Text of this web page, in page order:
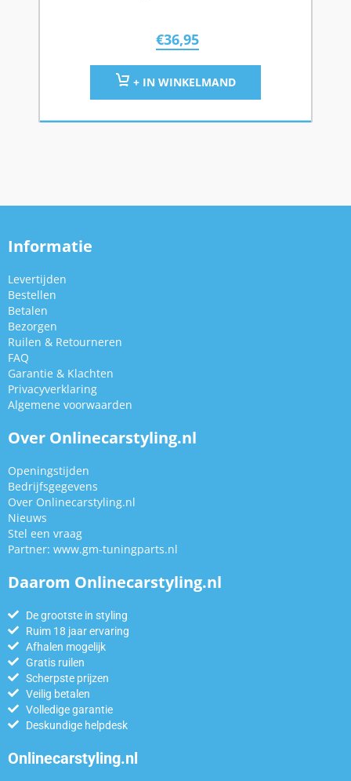
€36,95
+ IN WINKELMAND
Informatie
Levertijden
Bestellen
Betalen
Bezorgen
Ruilen & Retourneren
FAQ
Garantie & Klachten
Privacyverklaring
Algemene voorwaarden
Over Onlinecarstyling.nl
Openingstijden
Bedrijfsgegevens
Over Onlinecarstyling.nl
Nieuws
Stel een vraag
Partner: www.gm-tuningparts.nl
Daarom Onlinecarstyling.nl
De grootste in styling
Ruim 18 jaar ervaring
Afhalen mogelijk
Gratis ruilen
Scherpste prijzen
Veilig betalen
Volledige garantie
Deskundige helpdesk
Onlinecarstyling.nl